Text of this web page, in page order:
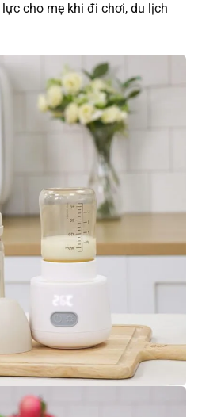
cho mẹ khi đi chơi, du lịch